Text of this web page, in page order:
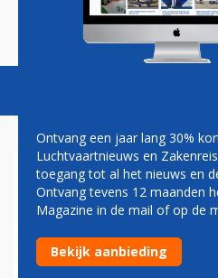
Magazine
ADRIA
TEKENEN
Ontvang een jaar lang 30%
Luchtvaartnieuws en
toegang tot al het nieuws en
Ontvang tevens 12 maanden
Magazine in de mail of op de
Bekijk aanbieding